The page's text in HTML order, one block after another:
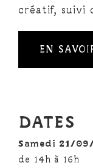
créatif, suivi
EN
DATES
Samedi 21/
de 14h à 16h